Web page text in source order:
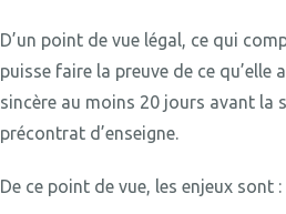
D’un point de vue légal, ce qui
puisse faire la preuve de ce qu’elle
sincère au moins 20 jours avant la
précontrat d’enseigne.
De ce point de vue, les enjeux sont :